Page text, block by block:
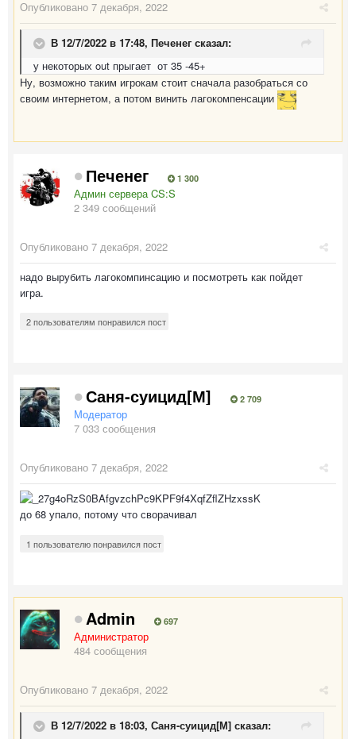
Опубликовано 7 декабря, 2022
В 12/7/2022 в 17:48, Печенег сказал:
у некоторых out прыгает от 35 -45+
Ну, возможно таким игрокам стоит сначала разобраться со
своим интернетом, а потом винить лагокомпенсации
Печенег 1 300
Админ сервера CS:S
2 349 сообщений
Опубликовано 7 декабря, 2022
надо вырубить лагокомпинсацию и посмотреть как пойдет
игра.
2 пользователям понравился пост
Саня-суицид[М] 2 709
Модератор
7 033 сообщения
Опубликовано 7 декабря, 2022
до 68 упало, потому что сворачивал
1 пользователю понравился пост
Admin 697
Администратор
484 сообщения
Опубликовано 7 декабря, 2022
В 12/7/2022 в 18:03, Саня-суицид[М] сказал: